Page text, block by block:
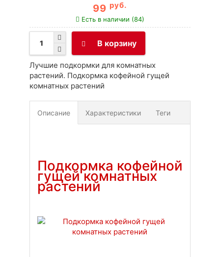
99 руб.
Есть в наличии (84)
В корзину
Лучшие подкормки для комнатных
растений. Подкормка кофейной гущей
комнатных растений
Описание Характеристики Теги
Подкормка кофейной
гущей комнатных
растений